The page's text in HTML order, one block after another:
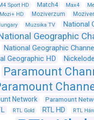
Sport HD Match4 Max4
Mozi+ HD Moziverzum
Muzsika TV National
Geographic
National Geographic
Geographic HD
Paramount
Network Paramount
RTL Gold RTL HD RTL